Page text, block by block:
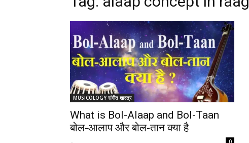
MUSICOLOGY संगीत शास्त्र
What is Bol-Alaap and Bol-Taan
बोल-आलाप और बोल-तान क्या है
- 0